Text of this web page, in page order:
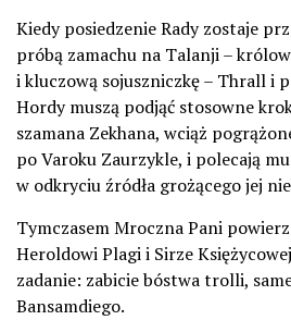
Kiedy posiedzenie Rady zostaje
próbą zamachu na Talanji –
i kluczową sojuszniczkę – Thrall i
Hordy muszą podjąć stosowne
szamana Zekhana, wciąż
po Varoku Zaurzykle, i polecają
w odkryciu źródła grożącego jej
Tymczasem Mroczna Pani
Heroldowi Plagi i Sirze
zadanie: zabicie bóstwa trolli,
Bansamdiego.